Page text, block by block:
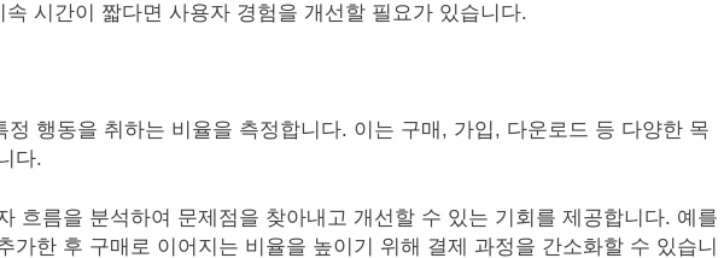
시간이 짧다면 사용자 경험을 개선할 필요가 있습니다.
정 행동을 취하는 비율을 측정합니다. 이는 구매, 가입, 다운로드 등 다양한 목
다.
흐름을 분석하여 문제점을 찾아내고 개선할 수 있는 기회를 제공합니다. 예를
가한 후 구매로 이어지는 비율을 높이기 위해 결제 과정을 간소화할 수 있습니